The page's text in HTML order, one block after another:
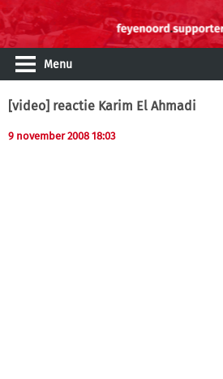
Menu
[video] reactie Karim El Ahmadi
9 november 2008 18:03